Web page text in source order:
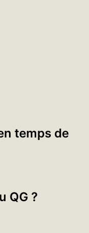
temps de
QG ?